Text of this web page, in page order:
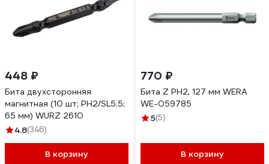
448 ₽
Бита двухсторонняя
магнитная (10 шт; PH2/SL5.5;
65 мм) WURZ 2610
4.8(346)
В корзину
770 ₽
Бита Z PH2, 127 мм WERA
WE-059785
5(5)
В корзину